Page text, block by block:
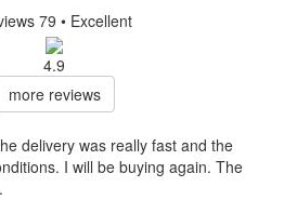
79 • Excellent
4.9
more reviews
delivery was really fast and the
I will be buying again. The